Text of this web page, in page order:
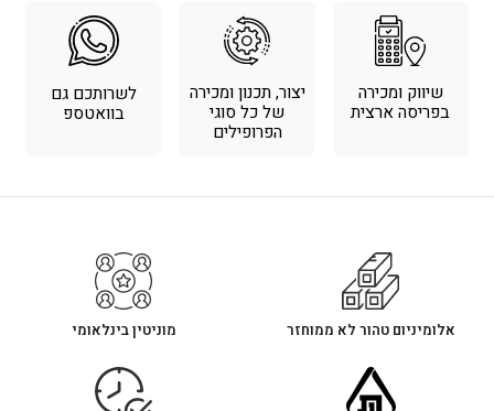
שיווק ומכירה
בפריסה ארצית
יצור, תכנון ומכירה
של כל סוגי
הפרופילים
לשרותכם גם
בוואטספ
אלומיניום טהור לא ממוחזר מוניטין בינלאומי